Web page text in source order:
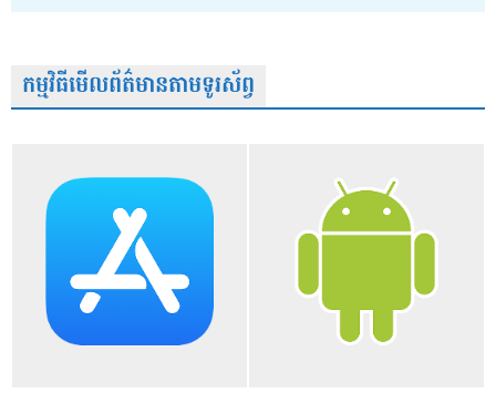
កម្មវិធីមើលព័ត៌មានតាមទូរស័ព្វ